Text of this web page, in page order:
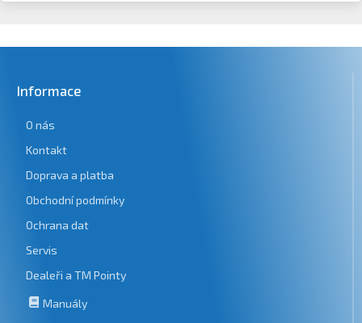
Informace
O nás
Kontakt
Doprava a platba
Obchodní podmínky
Ochrana dat
Servis
Dealeři a TM Pointy
Manuály